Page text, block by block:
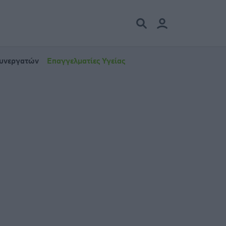
Επαγγελματίες Υγείας